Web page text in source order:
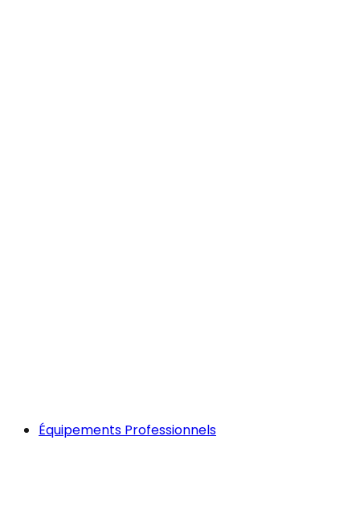
Équipements Professionnels